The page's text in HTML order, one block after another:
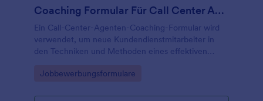
Coaching Formular Für Call Center Agenten
Ein Call-Center-Agenten-Coaching-Formular wird
verwendet, um neue Kundendienstmitarbeiter in
den Techniken und Methoden eines effektiven
Go to Category:
Jobbewerbungsformulare